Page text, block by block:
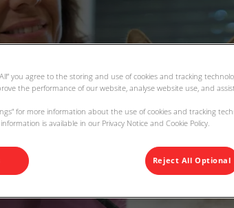
All” you agree to the storing and use of cookies and tracking
the performance of our website, analyse website use, and
for more information about the use of cookies and tracking
is available in our Privacy Notice and Cookie Policy.
Reject All Optional